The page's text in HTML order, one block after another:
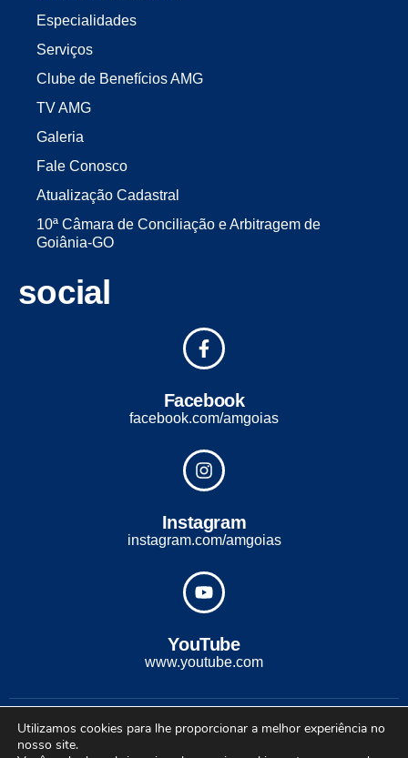
Especialidades
Serviços
Clube de Benefícios AMG
TV AMG
Galeria
Fale Conosco
Atualização Cadastral
10ª Câmara de Conciliação e Arbitragem de
Goiânia-GO
social
Facebook
facebook.com/amgoias
Instagram
instagram.com/amgoias
YouTube
www.youtube.com
Conexão Soluções Corporativas
Utilizamos cookies para lhe proporcionar a melhor experiência no
nosso site.